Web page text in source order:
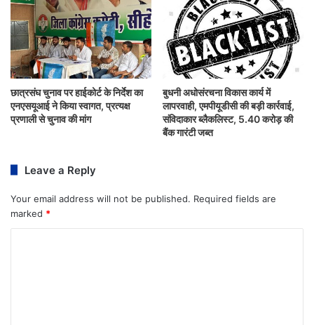
छात्रसंघ चुनाव पर हाईकोर्ट के निर्देश का
एनएसयूआई ने किया स्वागत, प्रत्यक्ष
प्रणाली से चुनाव की मांग
बुधनी अधोसंरचना विकास कार्य में
लापरवाही, एमपीयूडीसी की बड़ी कार्रवाई,
संविदाकार ब्लैकलिस्ट, 5.40 करोड़ की
बैंक गारंटी जब्त
Leave a Reply
Your email address will not be published. Required fields are
marked *